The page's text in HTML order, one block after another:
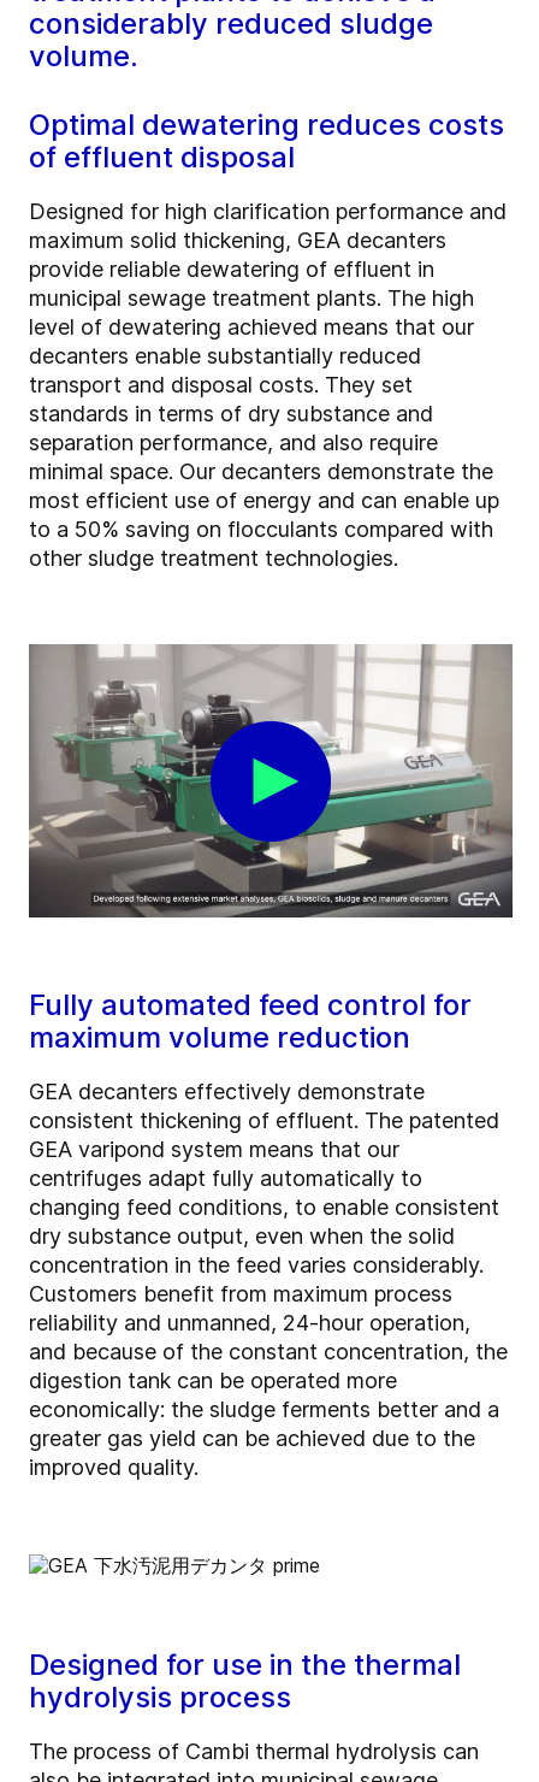
considerably reduced sludge
volume.
Optimal dewatering reduces costs
of effluent disposal
Designed for high clarification performance and
maximum solid thickening, GEA decanters
provide reliable dewatering of effluent in
municipal sewage treatment plants. The high
level of dewatering achieved means that our
decanters enable substantially reduced
transport and disposal costs. They set
standards in terms of dry substance and
separation performance, and also require
minimal space. Our decanters demonstrate the
most efficient use of energy and can enable up
to a 50% saving on flocculants compared with
other sludge treatment technologies.
Fully automated feed control for
maximum volume reduction
GEA decanters effectively demonstrate
consistent thickening of effluent. The patented
GEA varipond system means that our
centrifuges adapt fully automatically to
changing feed conditions, to enable consistent
dry substance output, even when the solid
concentration in the feed varies considerably.
Customers benefit from maximum process
reliability and unmanned, 24-hour operation,
and because of the constant concentration, the
digestion tank can be operated more
economically: the sludge ferments better and a
greater gas yield can be achieved due to the
improved quality.
Designed for use in the thermal
hydrolysis process
The process of Cambi thermal hydrolysis can